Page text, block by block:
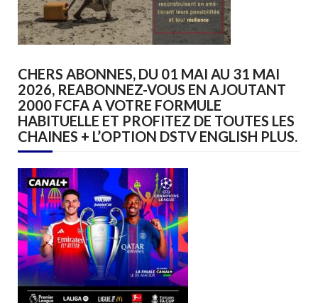
CHERS ABONNES, DU 01 MAI AU 31 MAI
2026, REABONNEZ-VOUS EN AJOUTANT
2000 FCFA A VOTRE FORMULE
HABITUELLE ET PROFITEZ DE TOUTES LES
CHAINES + L’OPTION DSTV ENGLISH PLUS.